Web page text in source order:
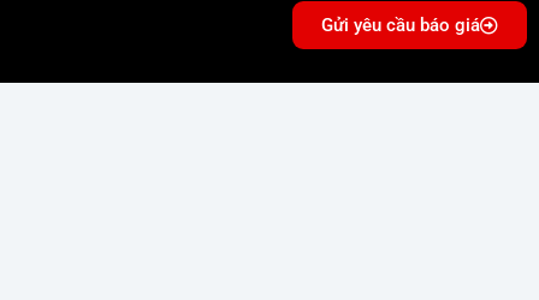
Gửi yêu cầu báo giá